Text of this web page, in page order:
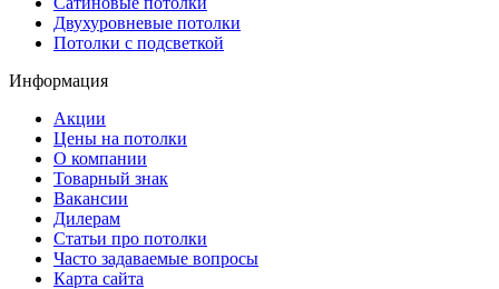
Двухуровневые потолки
Потолки с подсветкой
Информация
Акции
Цены на потолки
О компании
Товарный знак
Вакансии
Дилерам
Статьи про потолки
Часто задаваемые вопросы
Карта сайта